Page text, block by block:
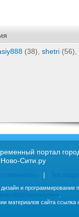
(38), shetri (56),
портал
Сити.ру
дизайн и программирование
материалов сайта ссылка